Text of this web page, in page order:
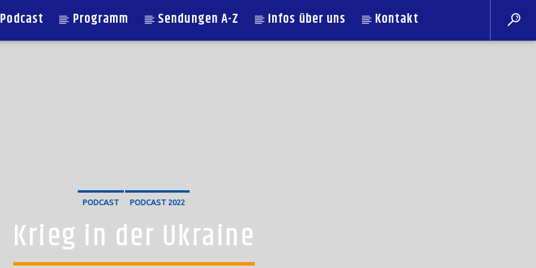
Podcast Programm Sendungen A-Z Infos über uns Kontakt
PODCAST PODCAST 2022
Krieg in der Ukraine